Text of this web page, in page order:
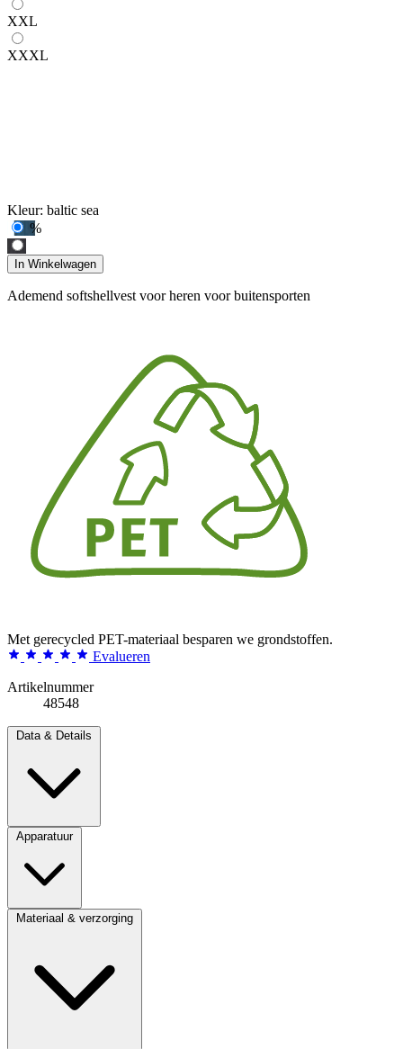
XXL
XXXL
Kleur: baltic sea
%
In Winkelwagen
Ademend softshellvest voor heren voor buitensporten
Met gerecycled PET-materiaal besparen we grondstoffen.
Evalueren
Artikelnummer
48548
Data & Details
Apparatuur
Materiaal & verzorging